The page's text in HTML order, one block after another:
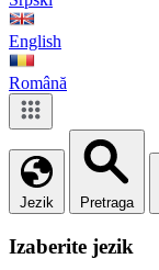
English
Română
Jezik Pretraga
Izaberite jezik